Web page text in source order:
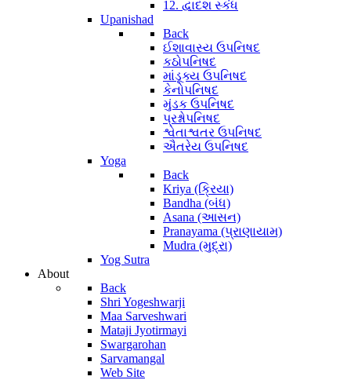
12. દ્વાદશ સ્કંધ
Upanishad
Back
ઈશાવાસ્ય ઉપનિષદ
કઠોપનિષદ
માંડૂક્ય ઉપનિષદ
કેનોપનિષદ
મુંડક ઉપનિષદ
પ્રશ્નોપનિષદ
શ્વેતાશ્વતર ઉપનિષદ
ઐતરેય ઉપનિષદ
Yoga
Back
Kriya (ક્રિયા)
Bandha (બંધ)
Asana (આસન)
Pranayama (પ્રાણાયામ)
Mudra (મુદ્રા)
Yog Sutra
About
Back
Shri Yogeshwarji
Maa Sarveshwari
Mataji Jyotirmayi
Swargarohan
Sarvamangal
Web Site